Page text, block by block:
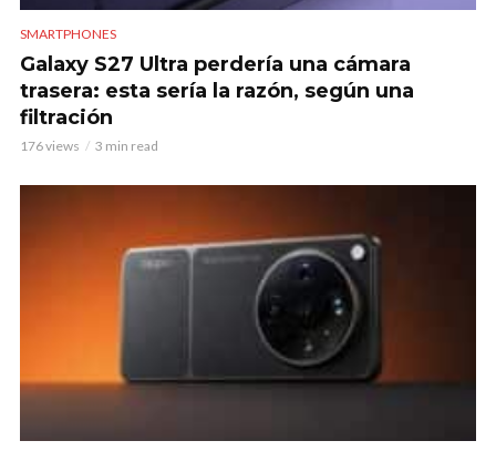
SMARTPHONES
Galaxy S27 Ultra perdería una cámara
trasera: esta sería la razón, según una
filtración
176 views 3 min read